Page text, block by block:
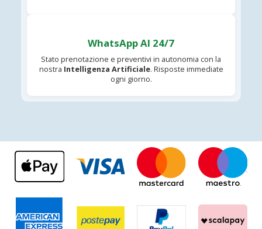
WhatsApp AI 24/7
Stato prenotazione e preventivi in autonomia con la
nostra Intelligenza Artificiale. Risposte immediate
ogni giorno.